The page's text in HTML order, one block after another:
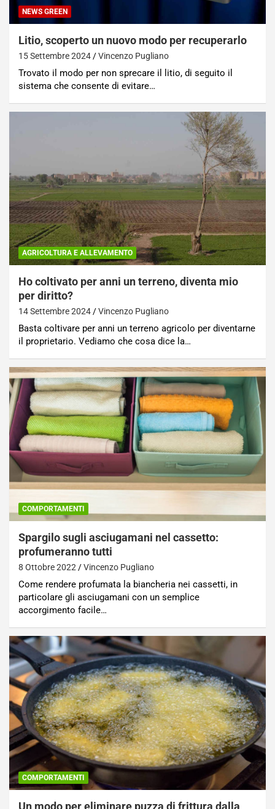
NEWS GREEN
Litio, scoperto un nuovo modo per recuperarlo
15 Settembre 2024 Vincenzo Pugliano
Trovato il modo per non sprecare il litio, di seguito il
sistema che consente di evitare…
AGRICOLTURA E ALLEVAMENTO
Ho coltivato per anni un terreno, diventa mio
per diritto?
14 Settembre 2024 Vincenzo Pugliano
Basta coltivare per anni un terreno agricolo per diventarne
il proprietario. Vediamo che cosa dice la…
COMPORTAMENTI
Spargilo sugli asciugamani nel cassetto:
profumeranno tutti
8 Ottobre 2022 Vincenzo Pugliano
Come rendere profumata la biancheria nei cassetti, in
particolare gli asciugamani con un semplice
accorgimento facile…
COMPORTAMENTI
Un modo per eliminare puzza di frittura dalla